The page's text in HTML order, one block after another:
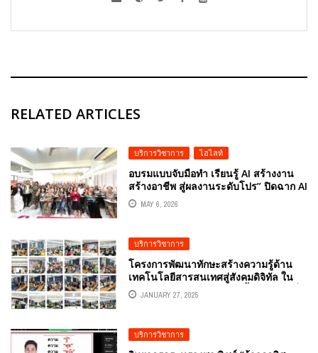
RELATED ARTICLES
บริการวิชาการ ไฮไลท์
อบรมแบบจับมือทำ เรียนรู้ AI สร้างงาน
สร้างอาชีพ สู่ผลงานระดับโปร” ปิดฉาก AI
MASTERCLASS รุ่น 2 อย่างสง่างาม ณ
วิทยาลัยโปลีเทคนิคระยอง โดยอ.ดร.ต้น
MAY 6, 2026
บริการวิชาการ
โครงการพัฒนาทักษะสร้างความรู้ด้าน
เทคโนโลยีสารสนเทศสู่สังคมดิจิทัล ใน
ภารกิจบริการโทรคมนาคมพื้นฐานโดยทั่ว
ถึงและบริการเพื่อสังคม กลุ่มที่ ๑ (ภาค
การสอน สำหรับครูยุคดิจิทัล วิทยากร
อ.ดร.ต้นรัก ธวัชชัย สุขสีดา ในหลักสูตร
JANUARY 27, 2025
บริการวิชาการ